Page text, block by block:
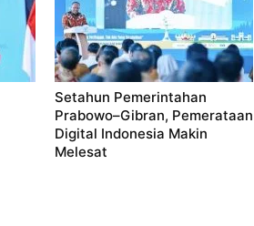
Setahun Pemerintahan
Prabowo–Gibran, Pemerataan
Digital Indonesia Makin
Melesat